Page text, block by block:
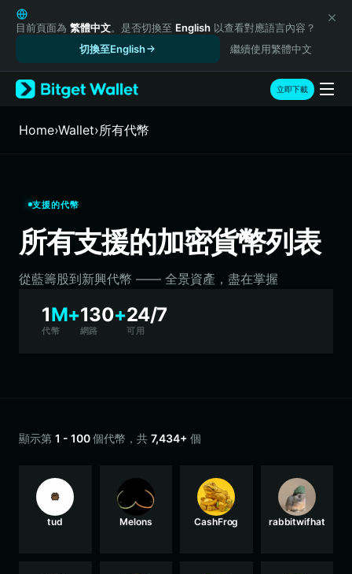
English
日本語
Русский
Español (Latinoamérica)
Türkçe
Italiano
繁體中文
Bahasa Indonesia
ภาษาไทย
हिन्दी
Español
Português (Brasil)
目前頁面為 繁體中文。是否切換至 English 以查看對應語言內容？
切換至English
繼續使用繁體中文
立即下載
Home›Wallet›所有代幣
支援的代幣
所有支援的加密貨幣列表
從藍籌股到新興代​​幣 —— 全景資產，盡在掌握
1M+
代幣
130+
網路
24/7
可用
顯示第 1 - 100個代幣，共 7,434+ 個
tud Melons CashFrog rabbitwifhat